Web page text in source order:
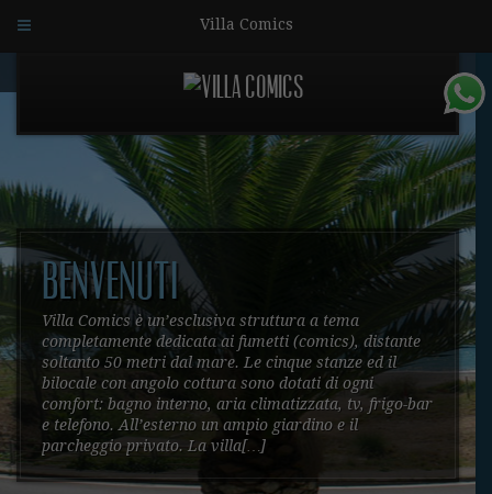
Villa Comics
Benvenuti
Villa Comics è un’esclusiva struttura a tema
completamente dedicata ai fumetti (comics), distante
soltanto 50 metri dal mare. Le cinque stanze ed il
bilocale con angolo cottura sono dotati di ogni
comfort: bagno interno, aria climatizzata, tv, frigo-bar
e telefono. All’esterno un ampio giardino e il
parcheggio privato. La villa[…]